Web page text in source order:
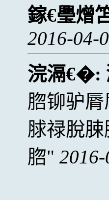
鎵€璺熷
2016-04-
浣滆€�:
脗铆驴
脙禄脫
脗